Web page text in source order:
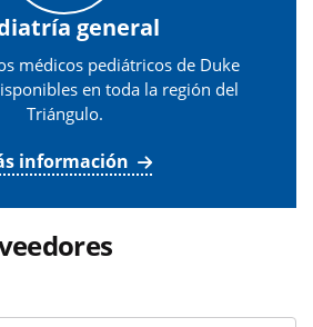
general
médicos pediátricos de Duke
en toda la región del
Triángulo.
información